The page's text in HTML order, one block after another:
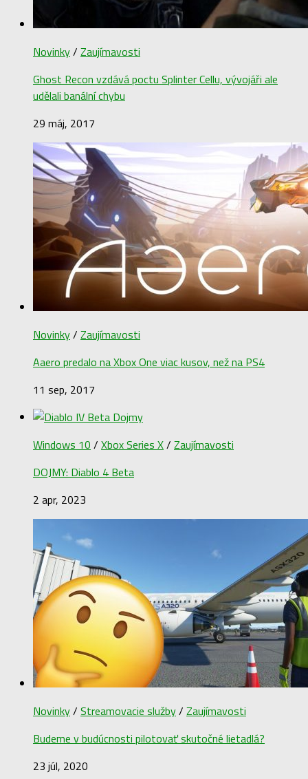
Novinky/ Zaujímavosti
Ghost Recon vzdává poctu Splinter Cellu, vývojáři ale
udělali banální chybu
29 máj, 2017
Novinky/ Zaujímavosti
Aaero predalo na Xbox One viac kusov, než na PS4
11 sep, 2017
Windows 10 / Xbox Series X/ Zaujímavosti
DOJMY: Diablo 4 Beta
2 apr, 2023
Novinky/ Streamovacie služby/ Zaujímavosti
Budeme v budúcnosti pilotovať skutočné lietadlá?
23 júl, 2020